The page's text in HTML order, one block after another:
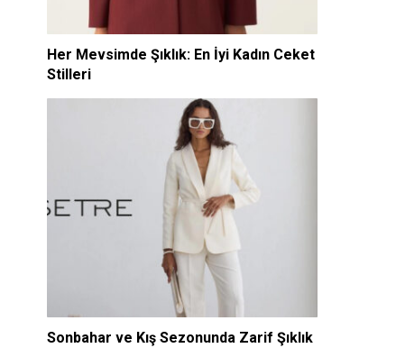
Her Mevsimde Şıklık: En İyi Kadın Ceket
Stilleri
Sonbahar ve Kış Sezonunda Zarif Şıklık